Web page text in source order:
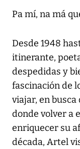
Pa mí, na má
Desde 1948
itinerante,
despedidas y
fascinación de
viajar, en
donde volver a
enriquecer su
década, Artel